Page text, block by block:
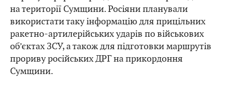
на території Сумщини. Росіяни планували
використати таку інформацію для прицільних
ракетно-артилерійських ударів по військових
об’єктах ЗСУ, а також для підготовки маршрутів
прориву російських ДРГ на прикордоння
Сумщини.